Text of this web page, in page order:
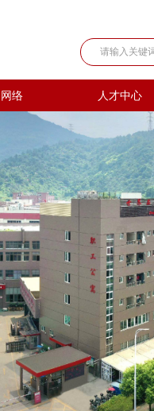
络 人才中心